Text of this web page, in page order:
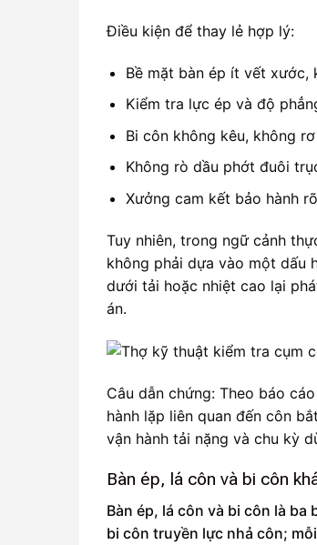
Điều kiện để thay lẻ hợp lý:
Bề mặt bàn ép ít vết xước,
Kiểm tra lực ép và độ
Bi côn không kêu, không
Không rò dầu phớt đuôi
Xưởng cam kết bảo hành
Tuy nhiên, trong ngữ cảnh
không phải dựa vào một dấu
dưới tải hoặc nhiệt cao lại
án.
Câu dẫn chứng: Theo báo
hành lặp liên quan đến côn
vận hành tải nặng và chu kỳ
Bàn ép, lá côn và bi côn
Bàn ép, lá côn và bi côn là
bi côn truyền lực nhả côn;